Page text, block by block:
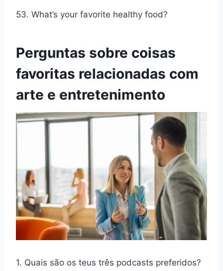
53. What’s your favorite healthy food?
Perguntas sobre coisas
favoritas relacionadas com
arte e entretenimento
1. Quais são os teus três podcasts preferidos?